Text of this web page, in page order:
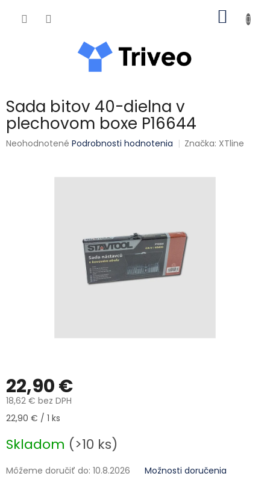
Sada bitov 40-dielna v
plechovom boxe P16644
Priemerné hodnotenie produktu je 0,0 z 5 hviezdičiek.
Neohodnotené Podrobnosti hodnotenia Značka: XTline
22,90 €
18,62 € bez DPH
Jednotková cena:
22,90 € / 1 ks
Skladom (>10 ks)
Môžeme doručiť do: 10.8.2026 Možnosti doručenia